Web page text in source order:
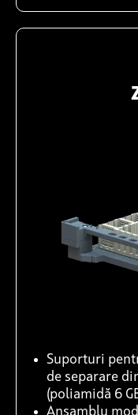
Suporturi
de separare
(poliamidă 6
Ansamblu